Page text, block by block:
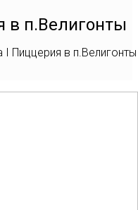
в п.Велигонты
I Пиццерия в п.Велигонты